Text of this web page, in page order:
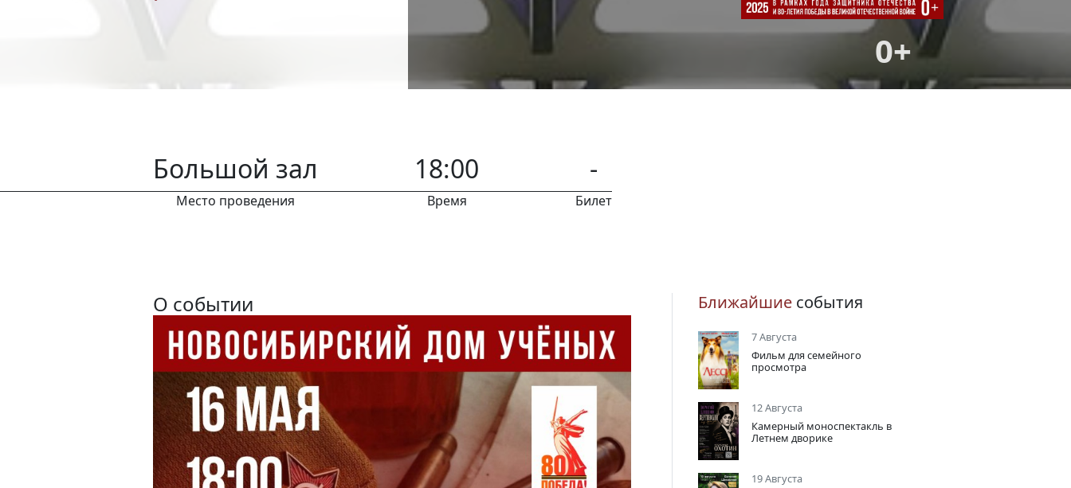
0+
Большой зал
Место проведения
18:00
Время
-
Билет
О событии Ближайшие события
7 Августа
Фильм для семейного
просмотра
12 Августа
Камерный моноспектакль в
Летнем дворике
19 Августа